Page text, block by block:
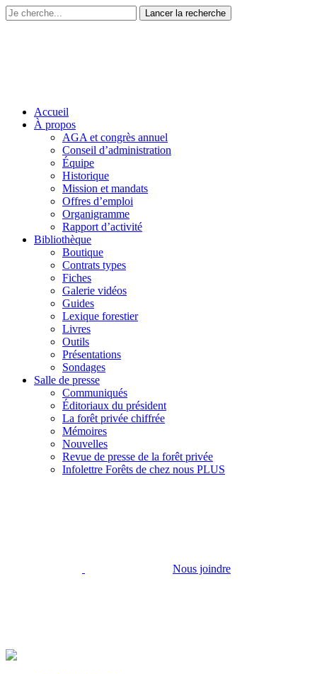
Accueil
À propos
AGA et congrès annuel
Conseil d’administration
Équipe
Historique
Mission et mandats
Offres d’emploi
Organigramme
Rapport d’activité
Bibliothèque
Boutique
Contrats types
Fiches
Galerie vidéos
Guides
Lexique forestier
Livres
Outils
Présentations
Sondages
Salle de presse
Communiqués
Éditoriaux du président
La forêt privée chiffrée
Mémoires
Nouvelles
Revue de presse de la forêt privée
Infolettre Forêts de chez nous PLUS
Nous joindre